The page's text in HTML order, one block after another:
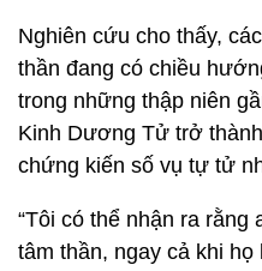
Nghiên cứu cho thấy,
thần đang có chiều
trong những thập niên
Kinh Dương Tử trở
chứng kiến số vụ tự tử
“Tôi có thể nhận ra rằng
tâm thần, ngay cả khi